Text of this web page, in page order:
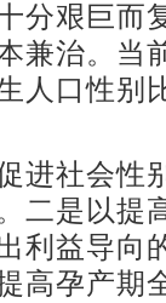
分艰巨而
兼治。当
人口性别
社会性
二是以提
利益导向
高孕产期